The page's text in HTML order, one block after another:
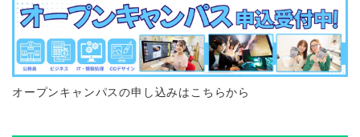
オープンキャンパスの申し込みはこちらから